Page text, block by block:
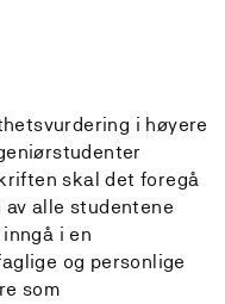
i høyere
skal det foregå
alle studentene
i en
og personlige
som